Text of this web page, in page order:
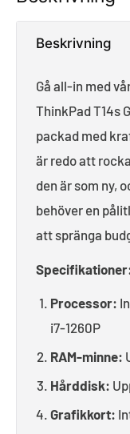
Beskrivning
Gå all-in med
ThinkPad T14s
packad med
är redo att
den är som ny,
behöver en
att spränga
Processor:
i7-1260P
RAM-minne:
Hårddisk:
Grafikkort: